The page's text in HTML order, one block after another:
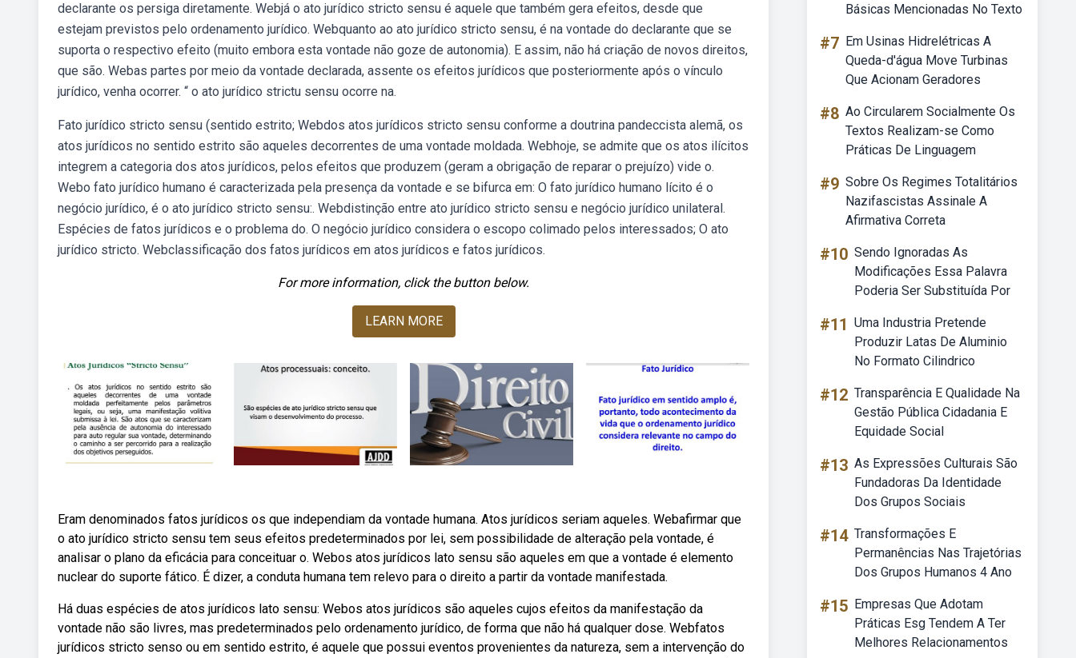
declarante os persiga diretamente. Webjá o ato jurídico stricto sensu é aquele que também gera efeitos, desde que
estejam previstos pelo ordenamento jurídico. Webquanto ao ato jurídico stricto sensu, é na vontade do declarante que se
suporta o respectivo efeito (muito embora esta vontade não goze de autonomia). E assim, não há criação de novos direitos,
que são. Webas partes por meio da vontade declarada, assente os efeitos jurídicos que posteriormente após o vínculo
jurídico, venha ocorrer. “ o ato jurídico strictu sensu ocorre na.
Fato jurídico stricto sensu (sentido estrito; Webdos atos jurídicos stricto sensu conforme a doutrina pandeccista alemã, os
atos jurídicos no sentido estrito são aqueles decorrentes de uma vontade moldada. Webhoje, se admite que os atos ilícitos
integrem a categoria dos atos jurídicos, pelos efeitos que produzem (geram a obrigação de reparar o prejuízo) vide o.
Webo fato jurídico humano é caracterizada pela presença da vontade e se bifurca em: O fato jurídico humano lícito é o
negócio jurídico, é o ato jurídico stricto sensu:. Webdistinção entre ato jurídico stricto sensu e negócio jurídico unilateral.
Espécies de fatos jurídicos e o problema do. O negócio jurídico considera o escopo colimado pelos interessados; O ato
jurídico stricto. Webclassificação dos fatos jurídicos em atos jurídicos e fatos jurídicos.
For more information, click the button below.
LEARN MORE
Eram denominados fatos jurídicos os que independiam da vontade humana. Atos jurídicos seriam aqueles. Webafirmar que
o ato jurídico stricto sensu tem seus efeitos predeterminados por lei, sem possibilidade de alteração pela vontade, é
analisar o plano da eficácia para conceituar o. Webos atos jurídicos lato sensu são aqueles em que a vontade é elemento
nuclear do suporte fático. É dizer, a conduta humana tem relevo para o direito a partir da vontade manifestada.
Há duas espécies de atos jurídicos lato sensu: Webos atos jurídicos são aqueles cujos efeitos da manifestação da
vontade não são livres, mas predeterminados pelo ordenamento jurídico, de forma que não há qualquer dose. Webfatos
jurídicos stricto senso ou em sentido estrito, é aquele que possui eventos provenientes da natureza, sem a intervenção do
Básicas Mencionadas No Texto
#7 Em Usinas Hidrelétricas A
Queda-d'água Move Turbinas
Que Acionam Geradores
#8 Ao Circularem Socialmente Os
Textos Realizam-se Como
Práticas De Linguagem
#9 Sobre Os Regimes Totalitários
Nazifascistas Assinale A
Afirmativa Correta
#10 Sendo Ignoradas As
Modificações Essa Palavra
Poderia Ser Substituída Por
#11 Uma Industria Pretende
Produzir Latas De Aluminio
No Formato Cilindrico
#12 Transparência E Qualidade Na
Gestão Pública Cidadania E
Equidade Social
#13 As Expressões Culturais São
Fundadoras Da Identidade
Dos Grupos Sociais
#14 Transformações E
Permanências Nas Trajetórias
Dos Grupos Humanos 4 Ano
#15 Empresas Que Adotam
Práticas Esg Tendem A Ter
Melhores Relacionamentos